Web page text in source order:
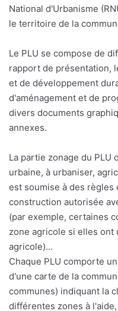
National d'Urbanisme
le territoire de la
Le PLU se compose de
rapport de présentation,
et de développement
d'aménagement et de
divers documents
annexes.
La partie zonage du
urbaine, à urbaniser,
est soumise à des règles
construction autorisée
(par exemple, certaines
zone agricole si elles
agricole)...
Chaque PLU comporte
d'une carte de la
communes) indiquant la
différentes zones à